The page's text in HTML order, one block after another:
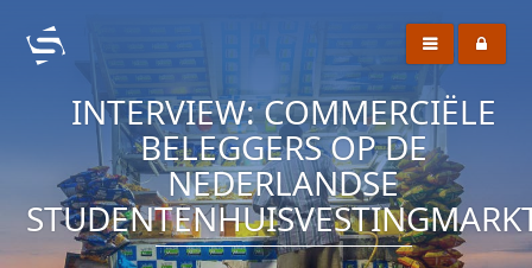
INTERVIEW: COMMERCIËLE
BELEGGERS OP DE
NEDERLANDSE